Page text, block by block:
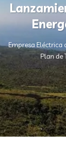
Empresa Eléctrica
Plan de